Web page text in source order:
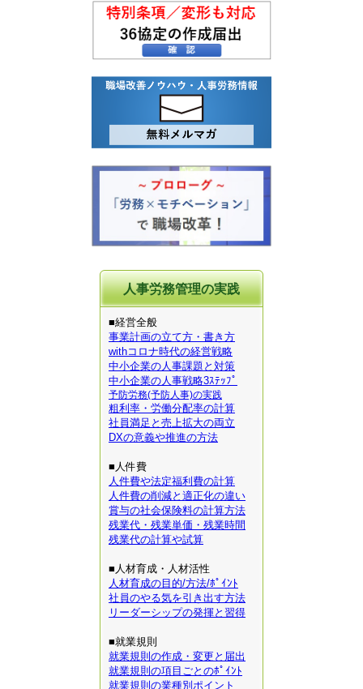
人事労務管理の実践
■経営全般
事業計画の立て方・書き方
withコロナ時代の経営戦略
中小企業の人事課題と対策
中小企業の人事戦略3ｽﾃｯﾌﾟ
予防労務(予防人事)の実践
粗利率・労働分配率の計算
社員満足と売上拡大の両立
DXの意義や推進の方法
■人件費
人件費や法定福利費の計算
人件費の削減と適正化の違い
賞与の社会保険料の計算方法
残業代・残業単価・残業時間
残業代の計算や試算
■人材育成・人材活性
人材育成の目的/方法/ﾎﾟｲﾝﾄ
社員のやる気を引き出す方法
リーダーシップの発揮と習得
■就業規則
就業規則の作成・変更と届出
就業規則の項目ごとのﾎﾟｲﾝﾄ
就業規則の業種別ポイント